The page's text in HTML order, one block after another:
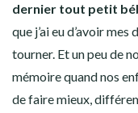
dernier tout petit
que j’ai eu d’avoir
tourner. Et un peu de
mémoire quand nos
de faire mieux,